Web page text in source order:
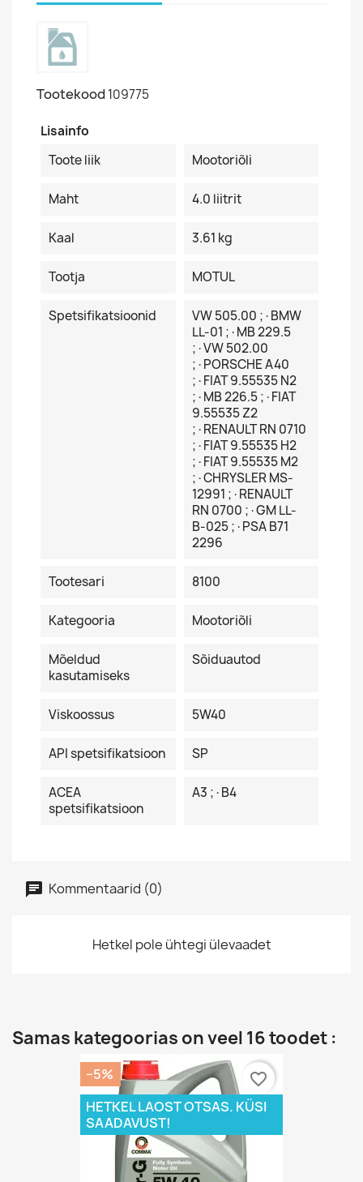
Tootekood 109775
Lisainfo
Toote liik
Mootoriõli
Maht 4.0 liitrit
Kaal 3.61 kg
Tootja MOTUL
Spetsifikatsioonid
VW 505.00 ;·BMW
LL-01 ;·MB 229.5
;·VW 502.00
;·PORSCHE A40
;·FIAT 9.55535 N2
;·MB 226.5 ;·FIAT
9.55535 Z2
;·RENAULT RN 0710
;·FIAT 9.55535 H2
;·FIAT 9.55535 M2
;·CHRYSLER MS-
12991 ;·RENAULT
RN 0700 ;·GM LL-
B-025 ;·PSA B71
2296
Tootesari 8100
Kategooria Mootoriõli
Mõeldud
kasutamiseks
Sõiduautod
Viskoossus 5W40
API spetsifikatsioon SP
ACEA
spetsifikatsioon
A3 ;·B4
Kommentaarid (0)
Hetkel pole ühtegi ülevaadet
Samas kategoorias on veel 16 toodet :
−5%
HETKEL LAOST OTSAS. KÜSI
SAADAVUST!
favorite_border